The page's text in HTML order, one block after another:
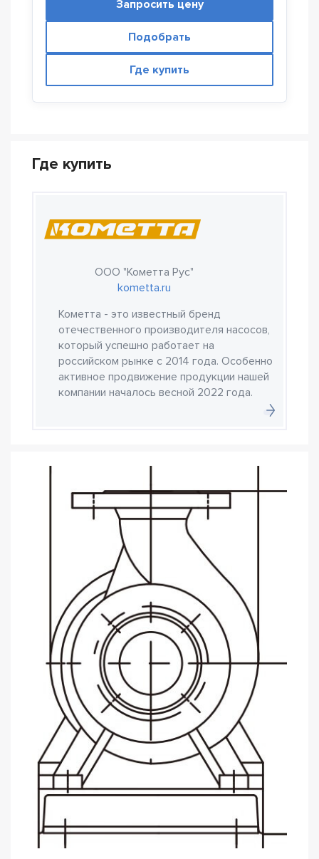
Запросить цену
Подобрать
Где купить
Где купить
ООО "Кометта Рус"
kometta.ru
Кометта - это известный бренд
отечественного производителя насосов,
который успешно работает на
российском рынке с 2014 года. Особенно
активное продвижение продукции нашей
компании началось весной 2022 года.